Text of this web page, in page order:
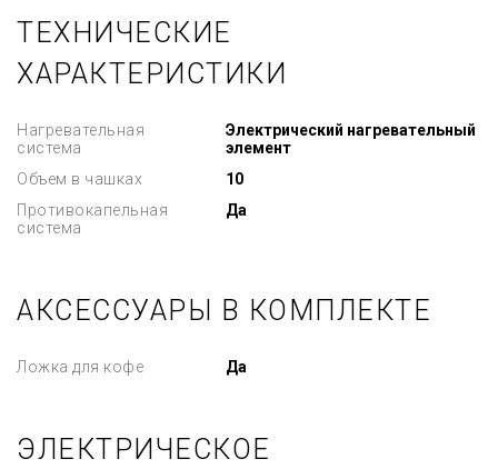
ТЕХНИЧЕСКИЕ
ХАРАКТЕРИСТИКИ
Нагревательная
система
Электрический нагревательный
элемент
Объем в чашках
10
Противокапельная
система
Да
АКСЕССУАРЫ В КОМПЛЕКТЕ
Ложка для кофе Да
ЭЛЕКТРИЧЕСКОЕ